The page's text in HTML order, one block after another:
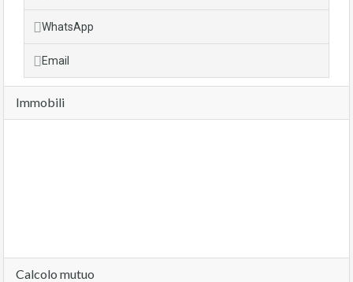
WhatsApp
Email
Immobili
Calcolo mutuo